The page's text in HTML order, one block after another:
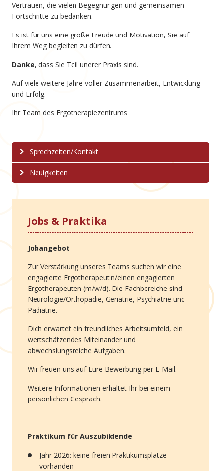
Vertrauen, die vielen Begegnungen und gemeinsamen
Fortschritte zu bedanken.
Es ist für uns eine große Freude und Motivation, Sie auf
Ihrem Weg begleiten zu dürfen.
Danke, dass Sie Teil unerer Praxis sind.
Auf viele weitere Jahre voller Zusammenarbeit, Entwicklung
und Erfolg.
Ihr Team des Ergotherapiezentrums
Sprechzeiten/Kontakt
Neuigkeiten
Jobs & Praktika
Jobangebot
Zur Verstärkung unseres Teams suchen wir eine
engagierte Ergotherapeutin/einen engagierten
Ergotherapeuten (m/w/d). Die Fachbereiche sind
Neurologie/Orthopädie, Geriatrie, Psychiatrie und
Pädiatrie.
Dich erwartet ein freundliches Arbeitsumfeld, ein
wertschätzendes Miteinander und
abwechslungsreiche Aufgaben.
Wir freuen uns auf Eure Bewerbung per E-Mail.
Weitere Informationen erhaltet Ihr bei einem
persönlichen Gespräch.
Praktikum für Auszubildende
Jahr 2026: keine freien Praktikumsplätze
vorhanden